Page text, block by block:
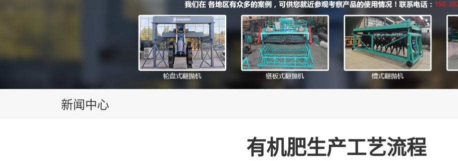
新闻中心
有机肥生产工艺流程